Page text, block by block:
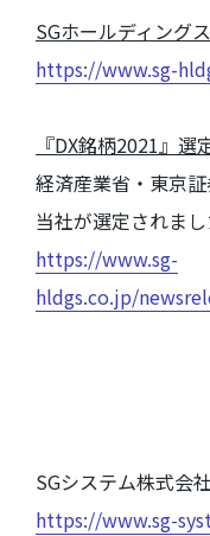
SGホールディング
https://www.sg-
『DX銘柄2021』選
経済産業省・東京
当社が選定されまし
https://www.sg-
hldgs.co.jp/
SGシステム株式会
https://www.sg-